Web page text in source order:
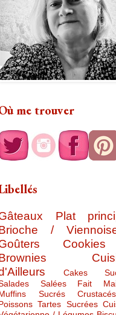
me trouver
Plat
/
Cakes
Salées
Fait
Sucrés
Tartes Sucrées